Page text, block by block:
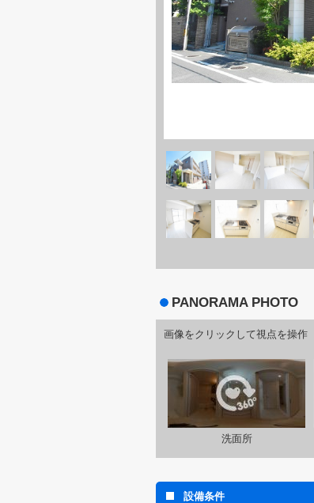
PANORAMA PHOTO
画像をクリックして視点を操作
洗面所
設備条件